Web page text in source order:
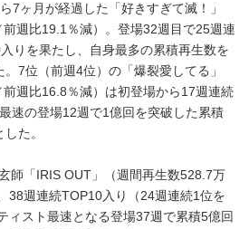
7ヶ月が経過した「好きすぎて滅！」
前週比19.1％減）。登場32週目で25週連
りを果たし、自身最多の累積再生数を
7位（前週4位）の「爆裂愛してる」
前週比16.8％減）は初登場から17週連続
速の登場12週で1億回を突破した累積
た。
師「IRIS OUT」（週間再生数528.7万
38週連続TOP10入り（24週連続1位を
ィスト最速となる登場37週で累積5億回